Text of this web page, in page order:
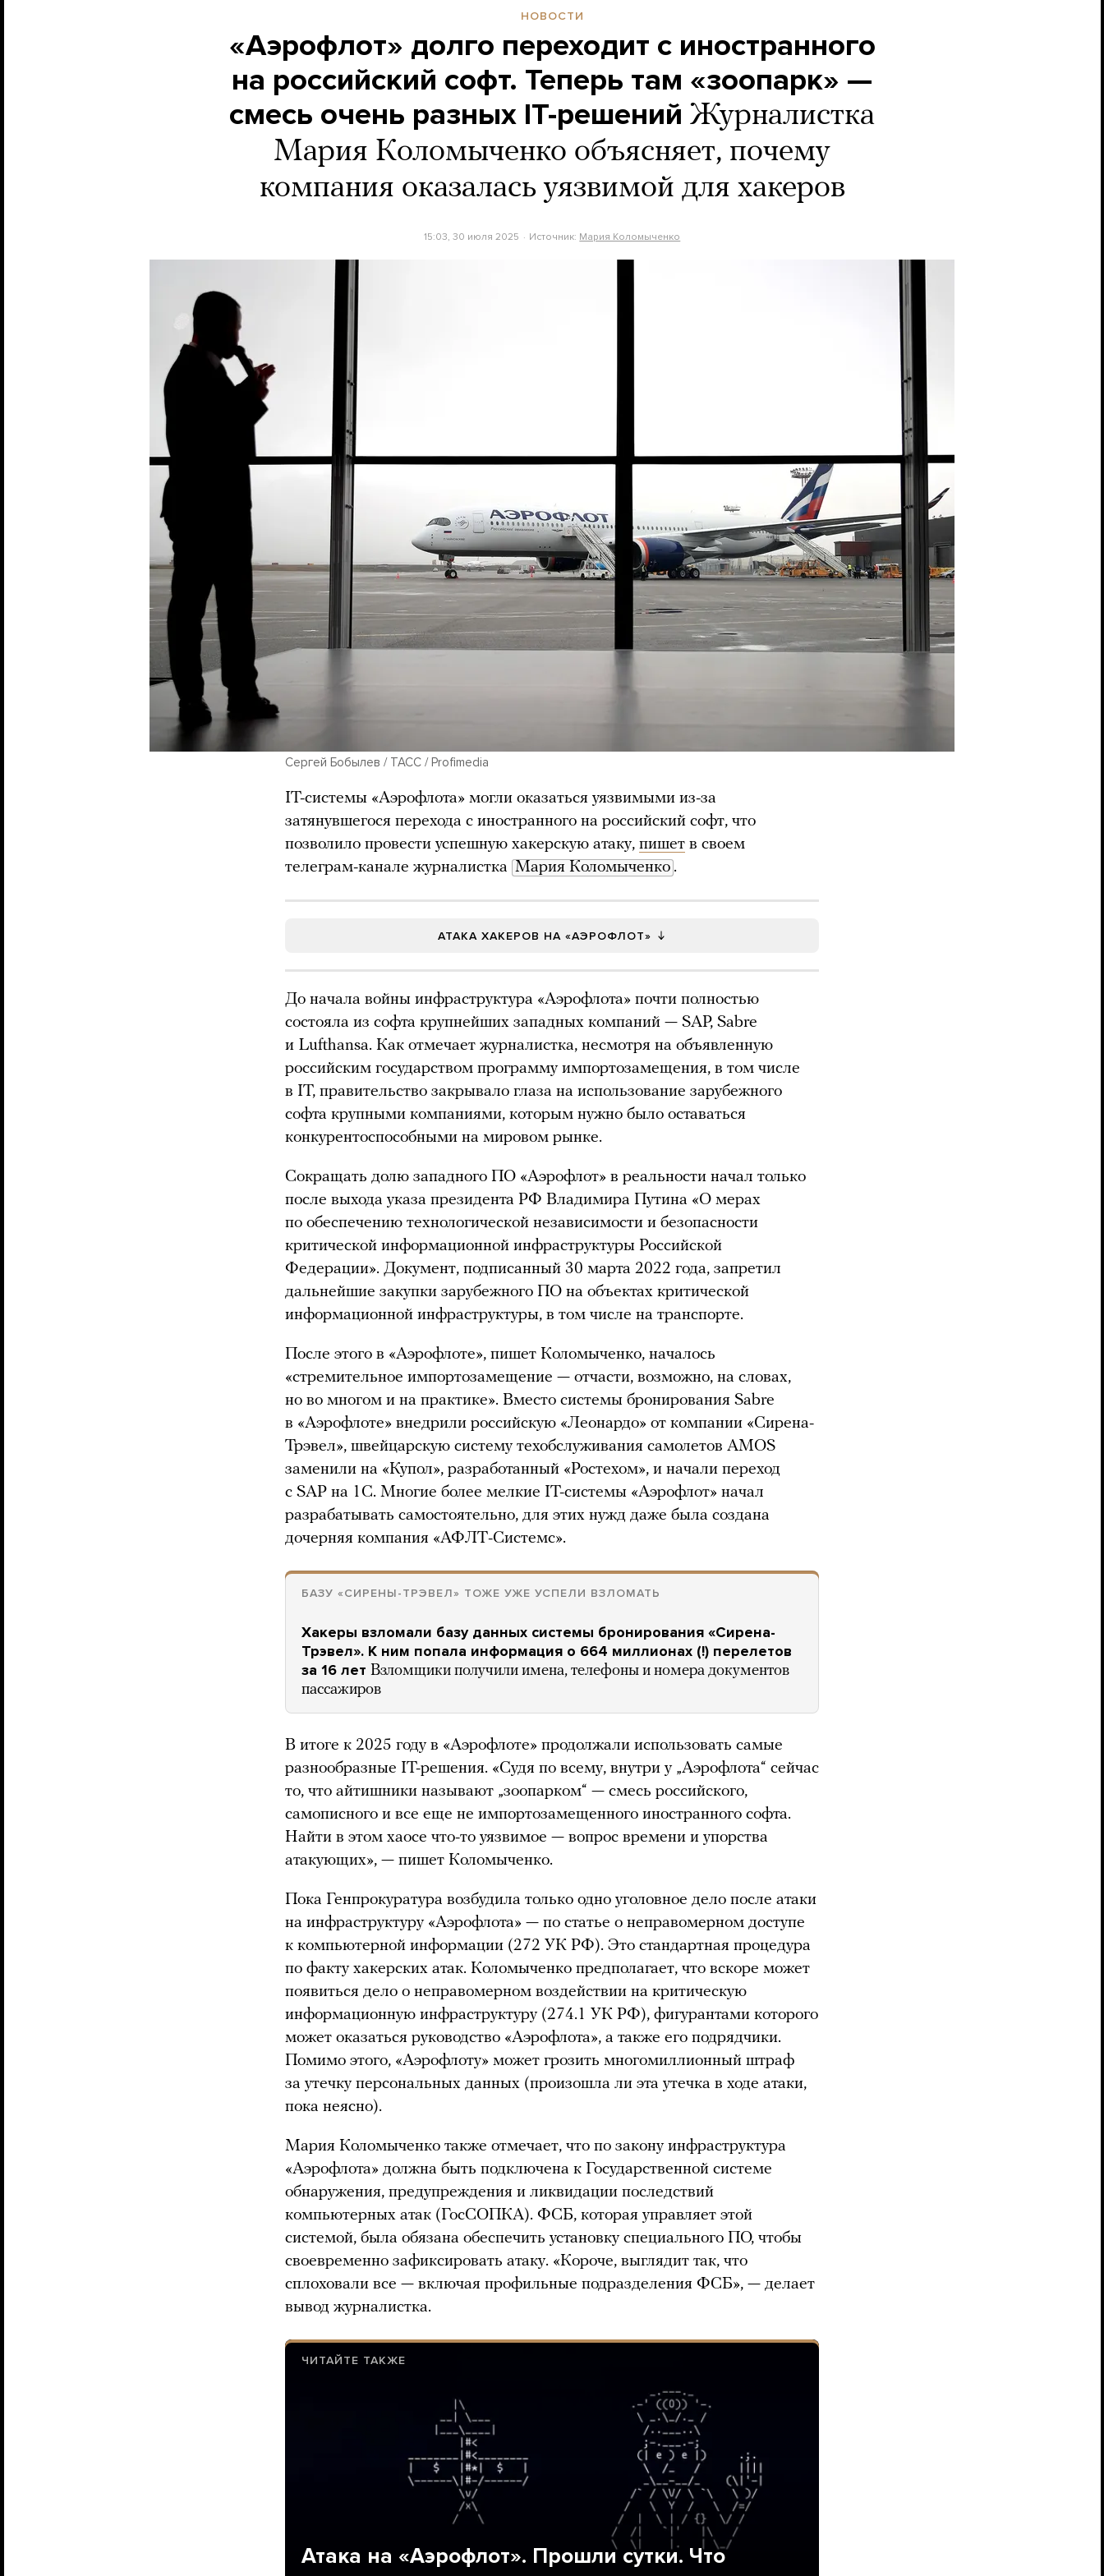
НОВОСТИ
«Аэрофлот» долго переходит с иностранного
на российский софт. Теперь там «зоопарк» —
смесь очень разных IT-решений Журналистка
Мария Коломыченко объясняет, почему
компания оказалась уязвимой для хакеров
15:03, 30 июля 2025 Источник: Мария Коломыченко
Сергей Бобылев / ТАСС / Profimedia
IT-системы «Аэрофлота» могли оказаться уязвимыми из-за
затянувшегося перехода с иностранного на российский софт, что
позволило провести успешную хакерскую атаку, пишет в своем
телеграм-канале журналистка Мария Коломыченко .
АТАКА ХАКЕРОВ НА «АЭРОФЛОТ»
До начала войны инфраструктура «Аэрофлота» почти полностью
состояла из софта крупнейших западных компаний — SAP, Sabre
и Lufthansa. Как отмечает журналистка, несмотря на объявленную
российским государством программу импортозамещения, в том числе
в IT, правительство закрывало глаза на использование зарубежного
софта крупными компаниями, которым нужно было оставаться
конкурентоспособными на мировом рынке.
Сокращать долю западного ПО «Аэрофлот» в реальности начал только
после выхода указа президента РФ Владимира Путина «О мерах
по обеспечению технологической независимости и безопасности
критической информационной инфраструктуры Российской
Федерации». Документ, подписанный 30 марта 2022 года, запретил
дальнейшие закупки зарубежного ПО на объектах критической
информационной инфраструктуры, в том числе на транспорте.
После этого в «Аэрофлоте», пишет Коломыченко, началось
«стремительное импортозамещение — отчасти, возможно, на словах,
но во многом и на практике». Вместо системы бронирования Sabre
в «Аэрофлоте» внедрили российскую «Леонардо» от компании «Сирена-
Трэвел», швейцарскую систему техобслуживания самолетов AMOS
заменили на «Купол», разработанный «Ростехом», и начали переход
с SAP на 1С. Многие более мелкие IT-системы «Аэрофлот» начал
разрабатывать самостоятельно, для этих нужд даже была создана
дочерняя компания «АФЛТ-Системс».
БАЗУ «СИРЕНЫ-ТРЭВЕЛ» ТОЖЕ УЖЕ УСПЕЛИ ВЗЛОМАТЬ
Хакеры взломали базу данных системы бронирования «Сирена-
Трэвел». К ним попала информация о 664 миллионах (!) перелетов
за 16 лет Взломщики получили имена, телефоны и номера документов
пассажиров
В итоге к 2025 году в «Аэрофлоте» продолжали использовать самые
разнообразные IT-решения. «Судя по всему, внутри у „Аэрофлота“ сейчас
то, что айтишники называют „зоопарком“ — смесь российского,
самописного и все еще не импортозамещенного иностранного софта.
Найти в этом хаосе что-то уязвимое — вопрос времени и упорства
атакующих», — пишет Коломыченко.
Пока Генпрокуратура возбудила только одно уголовное дело после атаки
на инфраструктуру «Аэрофлота» — по статье о неправомерном доступе
к компьютерной информации (272 УК РФ). Это стандартная процедура
по факту хакерских атак. Коломыченко предполагает, что вскоре может
появиться дело о неправомерном воздействии на критическую
информационную инфраструктуру (274.1 УК РФ), фигурантами которого
может оказаться руководство «Аэрофлота», а также его подрядчики.
Помимо этого, «Аэрофлоту» может грозить многомиллионный штраф
за утечку персональных данных (произошла ли эта утечка в ходе атаки,
пока неясно).
Мария Коломыченко также отмечает, что по закону инфраструктура
«Аэрофлота» должна быть подключена к Государственной системе
обнаружения, предупреждения и ликвидации последствий
компьютерных атак (ГосСОПКА). ФСБ, которая управляет этой
системой, была обязана обеспечить установку специального ПО, чтобы
своевременно зафиксировать атаку. «Короче, выглядит так, что
сплоховали все — включая профильные подразделения ФСБ», — делает
вывод журналистка.
ЧИТАЙТЕ ТАКЖЕ
Атака на «Аэрофлот». Прошли сутки. Что